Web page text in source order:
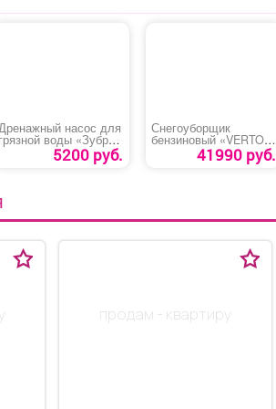
Дренажный насос для
воды «Зубр
НПГ-М1-750»5200 руб.
Снегоуборщик
бензиновый «VERTON
ICE SB-661»41990 руб.
продам - квартиру